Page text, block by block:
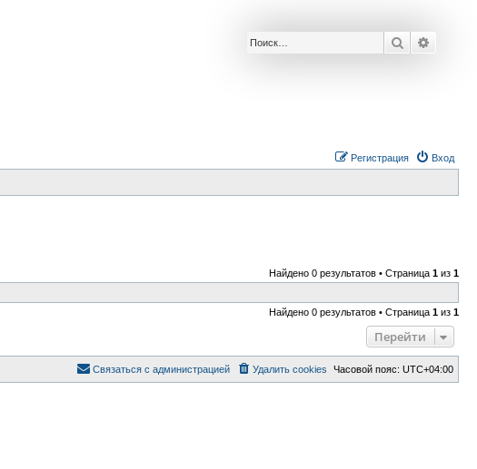
Поиск
Вход
Регистрация
Найдено 0 результатов • Страница 1 из 1
Найдено 0 результатов • Страница 1 из 1
Перейти
Часовой пояс: UTC+04:00
Удалить cookies
Связаться с администрацией